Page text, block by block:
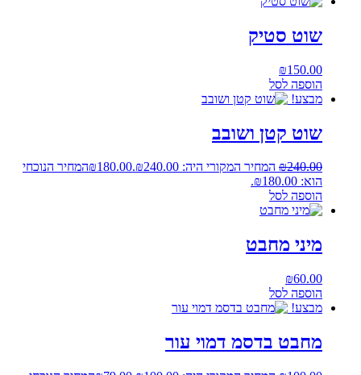
שוט סטיק
₪150.00
הוספה לסל
מבצע!
שוט קטן ושובב
₪240.00 המחיר המקורי היה: ₪240.00. ₪180.00
המחיר הנוכחי
הוא: ₪180.00.
הוספה לסל
מיני מחבט
₪60.00
הוספה לסל
מבצע!
מחבט בדסמ דמוי עור